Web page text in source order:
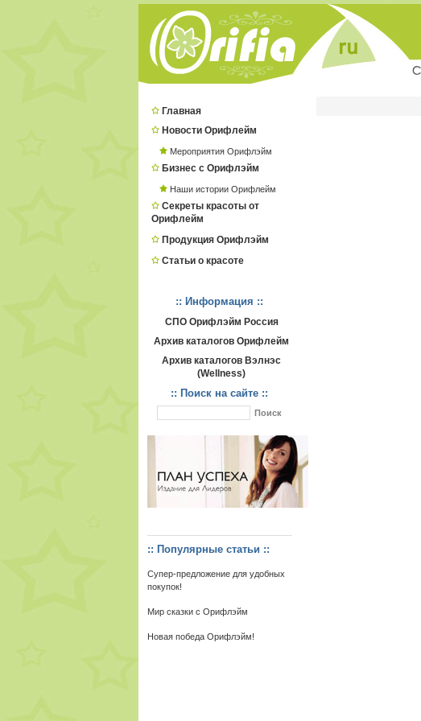
Главная
Новости Орифлейм
Мероприятия Орифлэйм
Бизнес с Орифлэйм
Наши истории Орифлейм
Секреты красоты от
Орифлейм
Продукция Орифлэйм
Статьи о красоте
:: Информация ::
СПО Орифлэйм Россия
Архив каталогов Орифлейм
Архив каталогов Вэлнэс
(Wellness)
:: Поиск на сайте ::
:: Популярные статьи ::
Супер-предложение для удобных
покупок!
Мир сказки с Орифлэйм
Новая победа Орифлэйм!